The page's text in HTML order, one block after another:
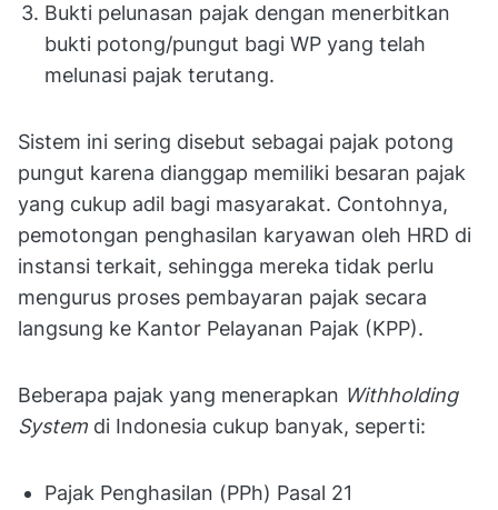
Bukti pelunasan pajak dengan menerbitkan
bukti potong/pungut bagi WP yang telah
melunasi pajak terutang.
Sistem ini sering disebut sebagai pajak potong
pungut karena dianggap memiliki besaran pajak
yang cukup adil bagi masyarakat. Contohnya,
pemotongan penghasilan karyawan oleh HRD di
instansi terkait, sehingga mereka tidak perlu
mengurus proses pembayaran pajak secara
langsung ke Kantor Pelayanan Pajak (KPP).
Beberapa pajak yang menerapkan Withholding
System di Indonesia cukup banyak, seperti:
Pajak Penghasilan (PPh) Pasal 21